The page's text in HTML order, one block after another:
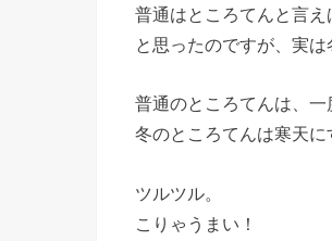
普通はところてんと言え
と思ったのですが、実
普通のところてんは、一
冬のところてんは寒天に
ツルツル。
こりゃうまい！